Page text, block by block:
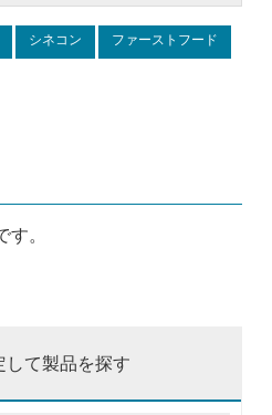
シネコン ファーストフード
。
して製品を探す